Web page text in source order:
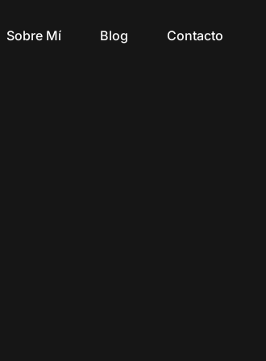
Sobre Mí Blog Contacto